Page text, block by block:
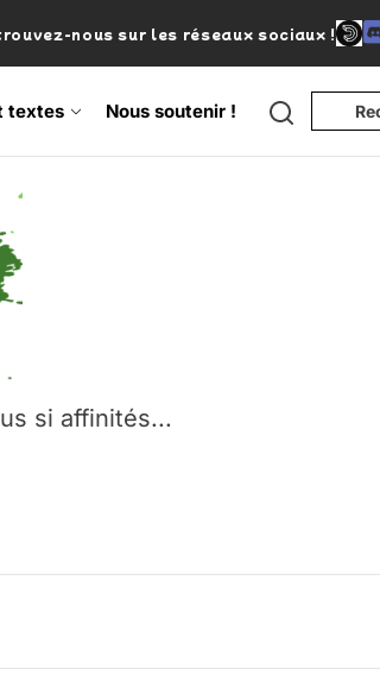
nous sur les réseaux sociaux !
textes Nous soutenir ! Search
si affinités...
Lacôte